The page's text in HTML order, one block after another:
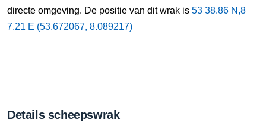
directe omgeving. De positie van dit wrak is 53 38.86 N,8
7.21 E (53.672067, 8.089217)
Details scheepswrak